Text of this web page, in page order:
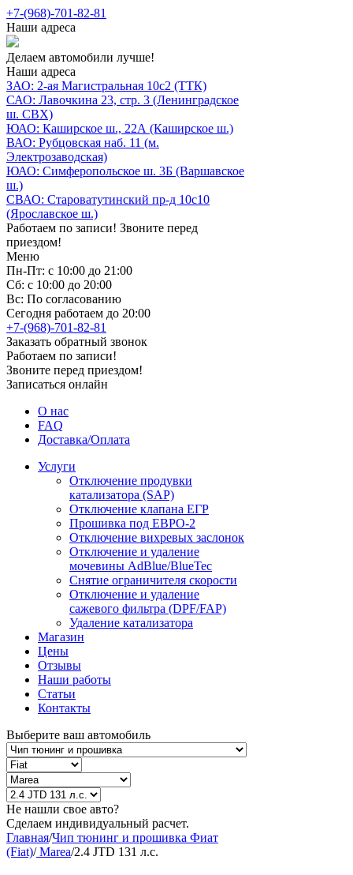
+7-(968)-701-82-81
Наши адреса
Делаем автомобили лучше!
Наши адреса
ЗАО: 2-ая Магистральная 10с2 (ТТК)
САО: Лавочкина 23, стр. 3 (Ленинградское
ш. СВХ)
ЮАО: Каширское ш., 22А (Каширское ш.)
ВАО: Рубцовская наб. 11 (м.
Электрозаводская)
ЮАО: Симферопольское ш. 3Б (Варшавское
ш.)
СВАО: Староватутинский пр-д 10с10
(Ярославское ш.)
Работаем по записи! Звоните перед
приездом!
Меню
Пн-Пт: с 10:00 до 21:00
Сб: с 10:00 до 20:00
Вс: По согласованию
Сегодня работаем до 20:00
+7-(968)-701-82-81
Заказать обратный звонок
Работаем по записи!
Звоните перед приездом!
Записаться онлайн
О нас
FAQ
Доставка/Оплата
Услуги
Отключение продувки
катализатора (SAP)
Отключение клапана ЕГР
Прошивка под ЕВРО-2
Отключение вихревых заслонок
Отключение и удаление
мочевины AdBlue/BlueTec
Снятие ограничителя скорости
Отключение и удаление
сажевого фильтра (DPF/FAP)
Удаление катализатора
Магазин
Цены
Отзывы
Наши работы
Статьи
Контакты
Выберите ваш автомобиль
Не нашли свое авто?
Сделаем индивидуальный расчет.
Главная/Чип тюнинг и прошивка Фиат
(Fiat)/Marea/2.4 JTD 131 л.с.